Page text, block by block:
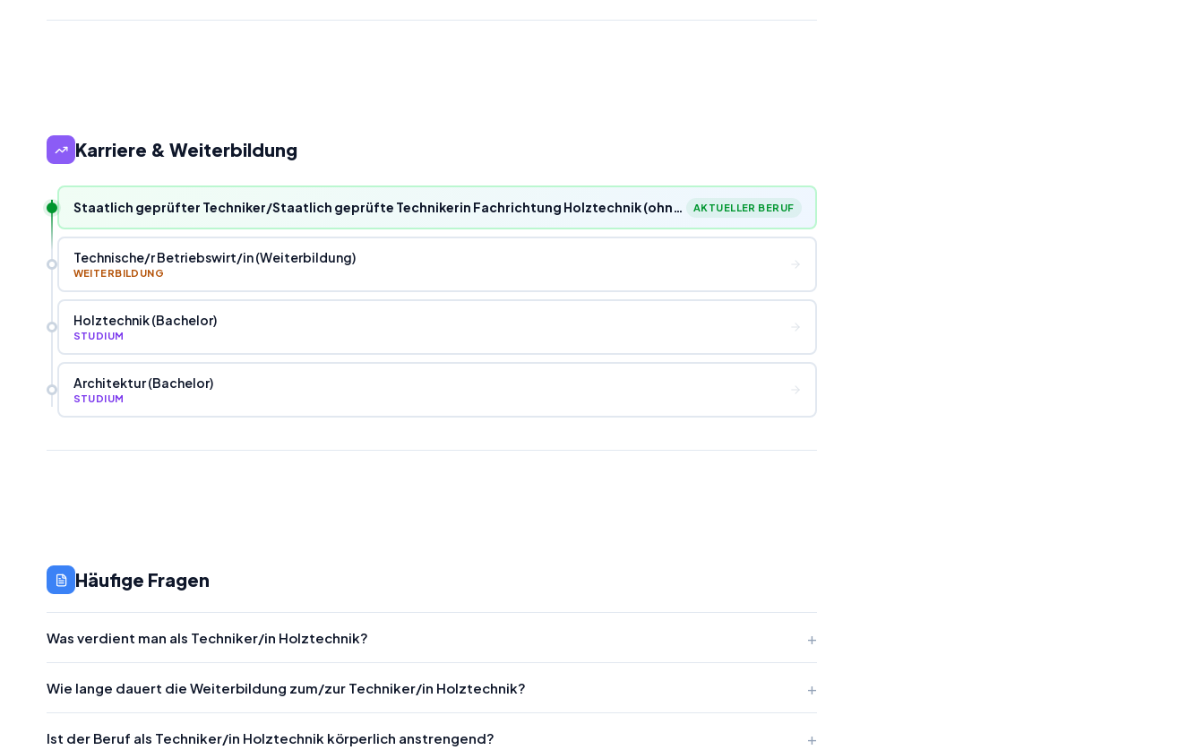
Karriere & Weiterbildung
Staatlich geprüfter Techniker/Staatlich geprüfte Technikerin Fachrichtung Holztechnik (ohne Schwerpunkt)/Bachelor Professional in Technik AKTUELLER BERUF
Technische/r Betriebswirt/in (Weiterbildung)
WEITERBILDUNG
Holztechnik (Bachelor)
STUDIUM
Architektur (Bachelor)
STUDIUM
Häufige Fragen
Was verdient man als Techniker/in Holztechnik?
Wie lange dauert die Weiterbildung zum/zur Techniker/in Holztechnik?
Ist der Beruf als Techniker/in Holztechnik körperlich anstrengend?